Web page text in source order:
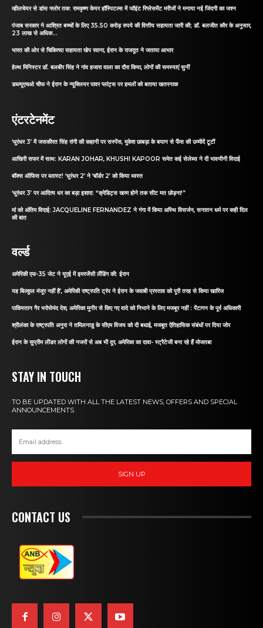
व्हीलचेयर से डांस फ्लोर तक: रामकृष्ण केयर हॉस्पिटल्स में जॉइंट रिप्लेसमेंट मरीजों ने मनाया नई जिंदगी का जश्न
पंजाब सरकार ने आश्रित बच्चों के लिए 35.50 करोड़ रुपये की वित्तीय सहायता जारी की; डॉ. बलजीत कौर के अनुसार,
23 लाख से अधिक...
भारत की ओर से चिकित्सा सहायता खेप रवाना, ईरान के राजदूत ने जताया आभार
हेल्थ मिनिस्टर डॉ. बलबीर सिंह ने गांव हजारा वाला का दौरा किया, लोगों की समस्याएं सुनीं
डब्ल्यूएचओ चीफ ने ईरान के न्यूक्लियर पावर प्लांट्स पर हमलों को बताया खतरनाक
एंटरटेनमेंट
‘धुरंधर 3’ में जसकीरत सिंह रांगी की कहानी पर सस्पेंस, मुकेश छाबड़ा के बयान से फैंस की उम्मीदें टूटीं
आखिरी सफर में साथ: KARAN JOHAR, KHUSHI KAPOOR समेत कई सेलेब्स ने दी भावभीनी विदाई
बॉक्स ऑफिस पर ब्लास्ट! ‘धुरंधर 2’ ने ‘बॉर्डर 2’ को किया ध्वस्त
‘धुरंधर 3’ पर आदित्य धर का बड़ा इशारा: “क्रेडिट्स खत्म होने तक सीट मत छोड़ना!”
मां को अंतिम विदाई: JACQUELINE FERNANDEZ ने गंगा में किया अस्थि विसर्जन, सनातन धर्म पर कही दिल
की बात
वर्ल्ड
अमेरिकी एफ-35 जेट ने यूएई में इमरजेंसी लैंडिंग की: ईरान
यह बिल्कुल मंजूर नहीं है’, अमेरिकी राष्ट्रपति ट्रंप ने ईरान के जवाबी प्रस्ताव को पूरी तरह से किया खारिज
पाकिस्तान गैर भरोसेमंद देश, अमेरिका मुनीर से किए गए वादे को निभाने के लिए मजबूर नहीं : पेंटागन के पूर्व अधिकारी
श्रीलंका के राष्ट्रपति अनुरा ने तमिलनाडु के सीएम विजय को दी बधाई, मजबूत ऐतिहासिक संबंधों पर दिया जोर
ईरान के सुप्रीम लीडर लोगों की नजरों से अब भी दूर, अमेरिका का दावा- स्ट्रैटेजी बना रहे हैं मोजतबा
STAY IN TOUCH
TO BE UPDATED WITH ALL THE LATEST NEWS, OFFERS AND SPECIAL
ANNOUNCEMENTS.
SIGN UP
CONTACT US